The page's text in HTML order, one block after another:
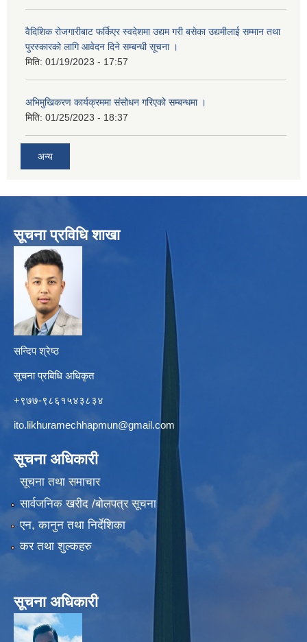
वैदिशिक रोजगारीबाट फर्किएर स्वदेशमा उद्यम गरी बसेका उद्यमीलाई सम्मान तथा
पुरस्कारको लागि आवेदन दिने सम्बन्धी सूचना ।
मिति: 01/19/2023 - 17:57
अभिमुखिकरण कार्यक्रममा संसोधन गरिएको सम्बन्धमा ।
मिति: 01/25/2023 - 18:37
अन्य
सूचना प्रविधि शाखा
सन्दिप श्रेष्ठ
सूचना प्रबिधि अधिकृत
+९७७-९८६१५४३८३४
ito.likhuramechhapmun@gmail.com
सूचना अधिकारी
सूचना तथा समाचार
सार्वजनिक खरीद /बोलपत्र सूचना
एन, कानुन तथा निर्देशिका
कर तथा शुल्कहरु
सूचना अधिकारी